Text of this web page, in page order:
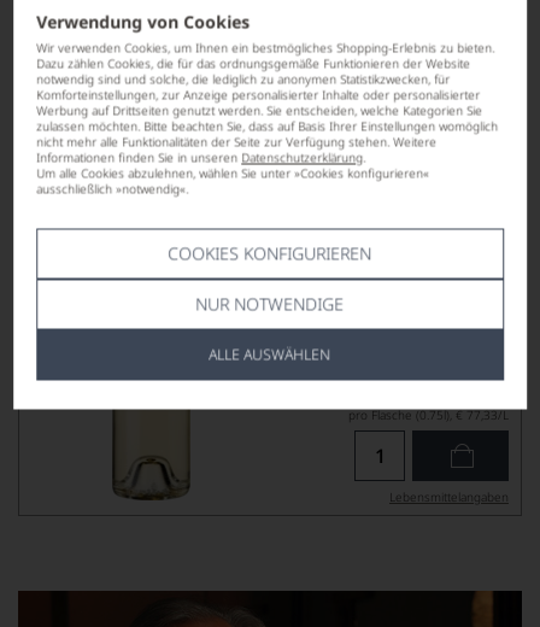
Verwendung von Cookies
Wir verwenden Cookies, um Ihnen ein bestmögliches Shopping-Erlebnis zu bieten.
Dazu zählen Cookies, die für das ordnungsgemäße Funktionieren der Website
notwendig sind und solche, die lediglich zu anonymen Statistikzwecken, für
Komforteinstellungen, zur Anzeige personalisierter Inhalte oder personalisierter
Werbung auf Drittseiten genutzt werden. Sie entscheiden, welche Kategorien Sie
zulassen möchten. Bitte beachten Sie, dass auf Basis Ihrer Einstellungen womöglich
nicht mehr alle Funktionalitäten der Seite zur Verfügung stehen. Weitere
Informationen finden Sie in unseren Datenschutzerklärung.
Um alle Cookies abzulehnen, wählen Sie unter »Cookies konfigurieren«
ausschließlich »notwendig«.
COOKIES KONFIGURIEREN
NUR NOTWENDIGE
ALLE AUSWÄHLEN
2024
Blanc de Lynch-Bages
BORDEAUX AOP
58,00*
pro Flasche (0.75l), € 77,33/L
Lebensmittel­angaben